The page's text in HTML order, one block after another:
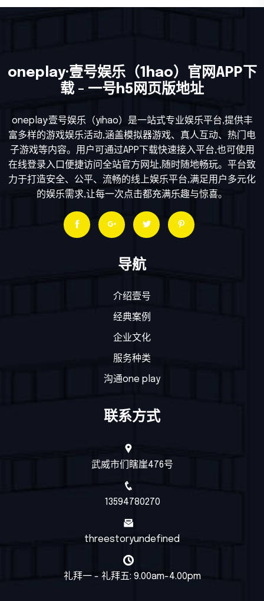
oneplay·壹号娱乐（1hao）官网APP下
载 - 一号h5网页版地址
oneplay·壹号娱乐（yihao）是一站式专业娱乐平台,提供丰
富多样的游戏娱乐活动,涵盖模拟器游戏、真人互动、热门电
子游戏等内容。用户可通过APP下载快速接入平台,也可使用
在线登录入口便捷访问全站官方网址,随时随地畅玩。平台致
力于打造安全、公平、流畅的线上娱乐平台,满足用户多元化
的娱乐需求,让每一次点击都充满乐趣与惊喜。
导航
介绍壹号
经典案例
企业文化
服务种类
沟通one play
联系方式
武威市们瞎崖476号
13594780270
threestoryundefined
礼拜一 - 礼拜五: 9.00am-4.00pm